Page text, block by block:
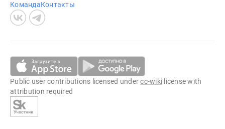
КомандаКонтакты
Public user contributions licensed undercc-wiki license with
attribution required